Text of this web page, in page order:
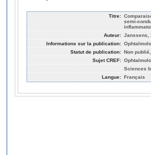
Titre:
semi-
Auteur: Janssens,
Informations sur la publication:
Statut de publication: Non
Sujet CREF:
Sciences
Langue: Français